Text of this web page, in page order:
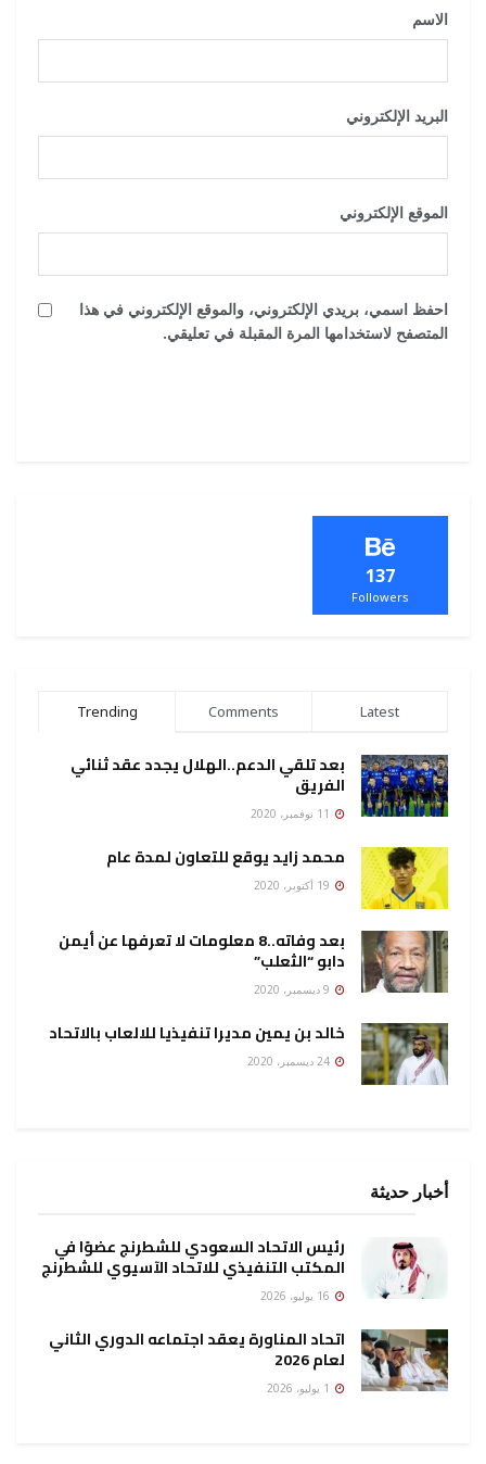
الاسم
البريد الإلكتروني
الموقع الإلكتروني
احفظ اسمي، بريدي الإلكتروني، والموقع الإلكتروني في هذا
المتصفح لاستخدامها المرة المقبلة في تعليقي.
137
Followers
Trending Comments Latest
بعد تلقي الدعم..الهلال يجدد عقد ثنائي
الفريق
محمد زايد يوقع للتعاون لمدة عام
بعد وفاته..8 معلومات لا تعرفها عن أيمن
دابو “الثعلب”
خالد بن يمين مديرا تنفيذيا للالعاب بالاتحاد
أخبار حديثة
رئيس الاتحاد السعودي للشطرنج عضوًا في
المكتب التنفيذي للاتحاد الآسيوي للشطرنج
اتحاد المناورة يعقد اجتماعه الدوري الثاني
لعام 2026